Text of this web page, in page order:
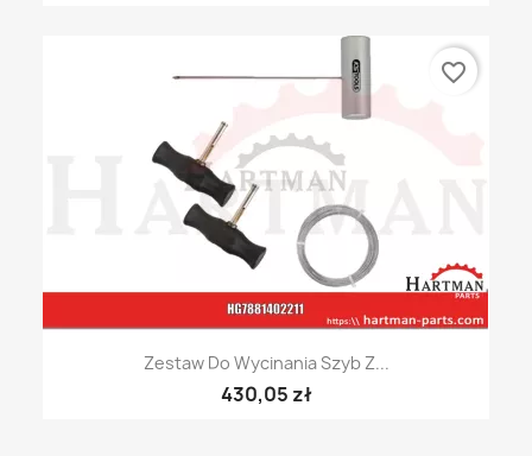
Zestaw Do Wycinania Szyb Z...
430,05 zł
favorite_border